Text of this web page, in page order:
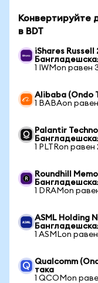
Конвертируйте
в BDT
iShares Russell
1 IWMon равен
Alibaba (Ondo
1 BABAon
Palantir
1 PLTRon равен
Roundhill
1 DRAMon
ASML Holding
1 ASMLon равен
Qualcomm
така
1 QCOMon